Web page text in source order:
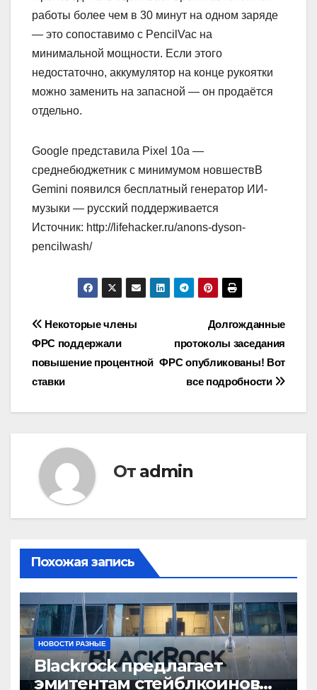
работы более чем в 30 минут на одном заряде
— это сопоставимо с PencilVac на
минимальной мощности. Если этого
недостаточно, аккумулятор на конце рукоятки
можно заменить на запасной — он продаётся
отдельно.
Google представила Pixel 10a —
среднебюджетник с минимумом новшествВ
Gemini появился бесплатный генератор ИИ-
музыки — русский поддерживается
Источник: http://lifehacker.ru/anons-dyson-
pencilwash/
Навигация
по
записям
Долгожданные
протоколы заседания
ФРС опубликованы! Вот
все подробности
Некоторые члены
ФРС поддержали
повышение процентной
ставки
От admin
Похожая запись
НОВОСТИ РАЗНЫЕ
Blackrock предлагает
эмитентам стейблкоинов